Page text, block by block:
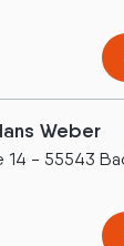
Weber
14 - 55543